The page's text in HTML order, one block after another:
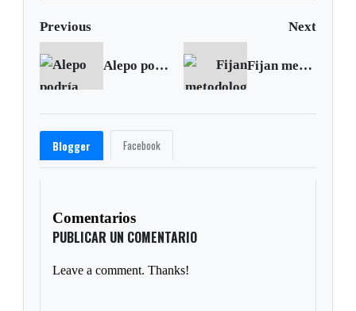
Previous Next
Alepo podría quedar destruido en poco tiempo: ONU Fijan metodología para sacar adelante acuerdo de paz
Blogger Facebook
Comentarios
PUBLICAR UN COMENTARIO
Leave a comment. Thanks!